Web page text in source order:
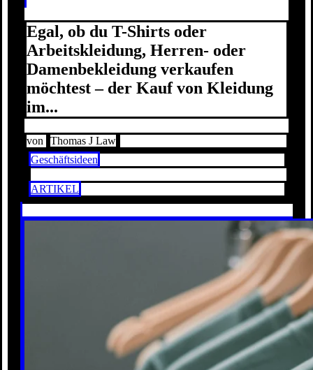
Egal, ob du T-Shirts oder
Arbeitskleidung, Herren- oder
Damenbekleidung verkaufen
möchtest – der Kauf von Kleidung
im...
von
Thomas J Law
Geschäftsideen
ARTIKEL